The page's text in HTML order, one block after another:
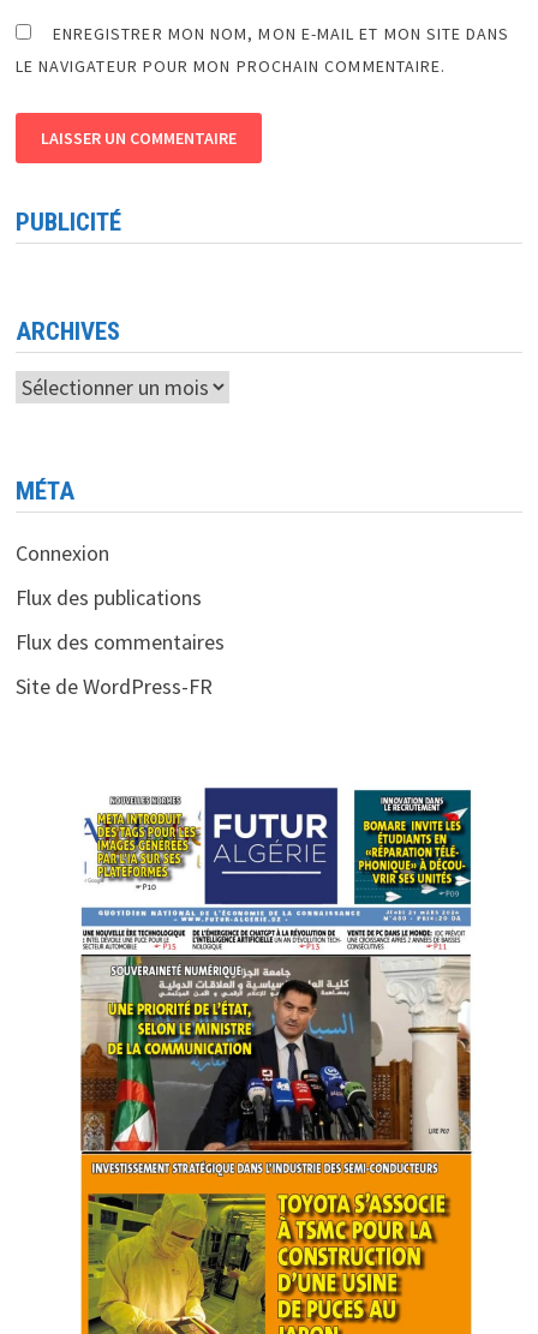
ENREGISTRER MON NOM, MON E-MAIL ET MON SITE DANS
LE NAVIGATEUR POUR MON PROCHAIN COMMENTAIRE.
PUBLICITÉ
ARCHIVES
Archives
MÉTA
Connexion
Flux des publications
Flux des commentaires
Site de WordPress-FR